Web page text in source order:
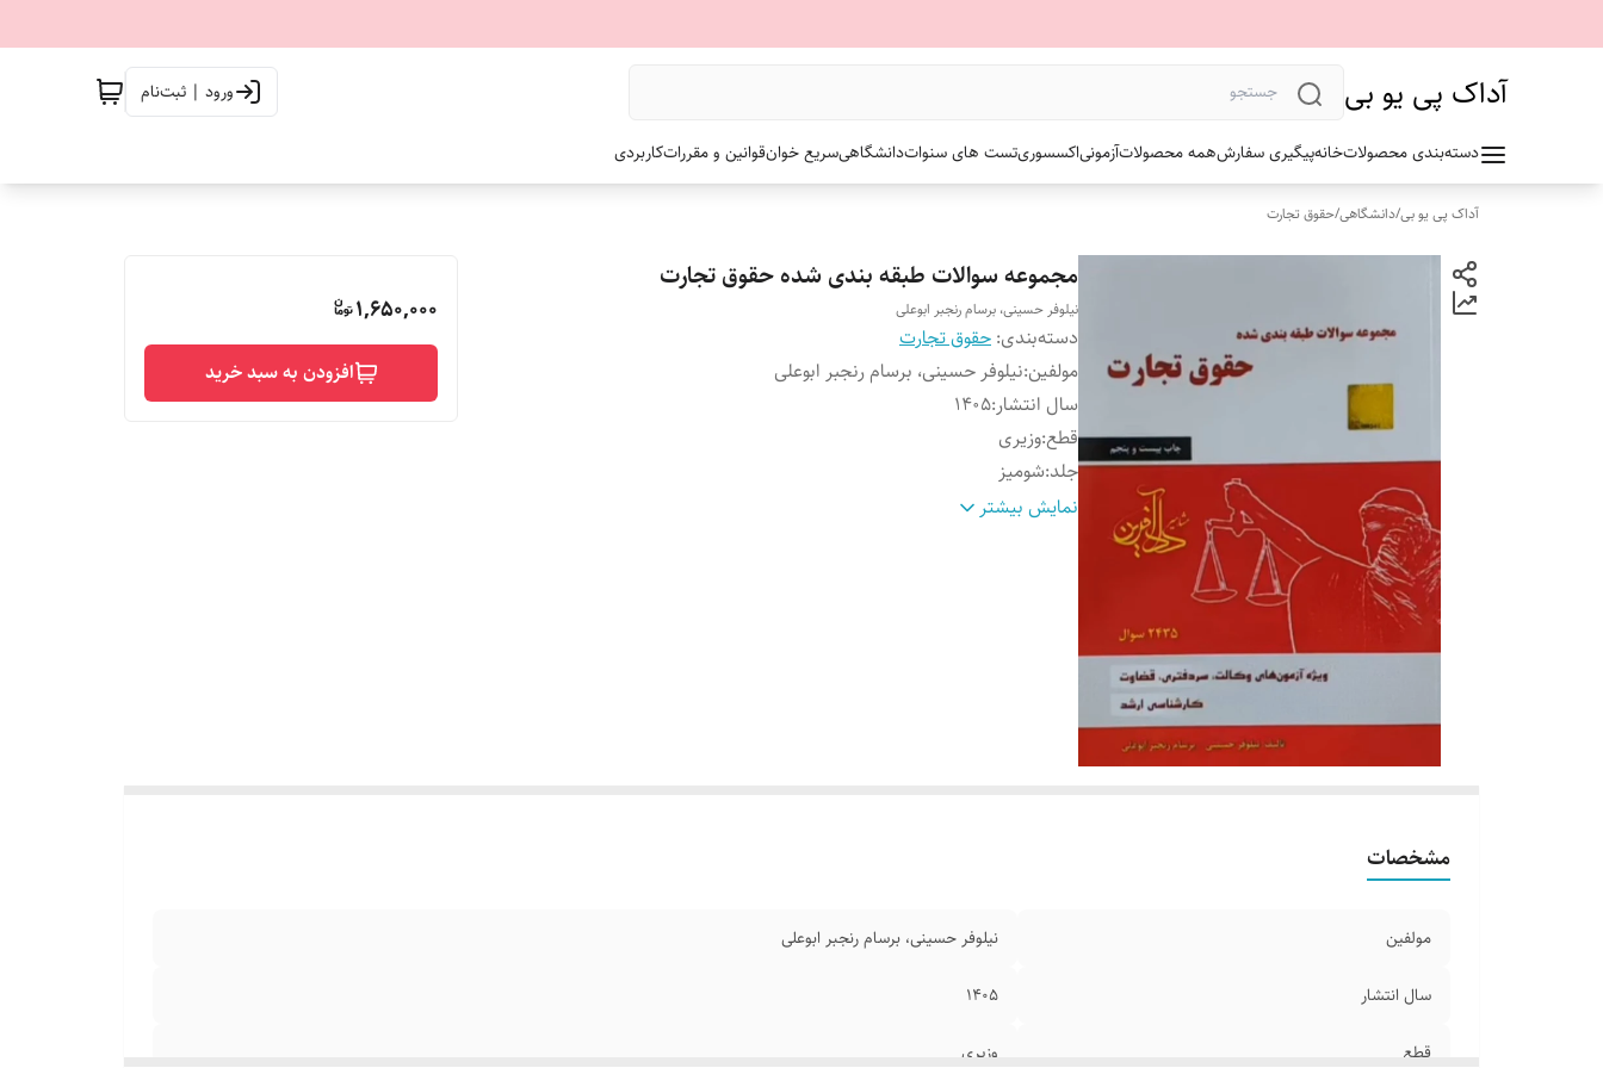
آداک پی یو بی ورود | ثبت‌نام
دسته‌بندی محصولاتخانهپیگیری سفارشهمه محصولاتآزمونیاکسسوریتست های سنواتدانشگاهیسریع خوانقوانین و مقرراتکاربردی
آداک پی یو بی/دانشگاهی/حقوق تجارت
مجموعه سوالات طبقه بندی شده حقوق تجارت
نیلوفر حسینی، برسام رنجبر ابوعلی
دسته‌بندی: حقوق تجارت
مولفین:نیلوفر حسینی، برسام رنجبر ابوعلی
سال انتشار:۱۴۰۵
قطع:وزیری
جلد:شومیز
تعداد صفحات :۸۰۰ نمایش بیشتر
1,650,000
افزودن به سبد خرید
مشخصات
مولفین نیلوفر حسینی، برسام رنجبر ابوعلی
سال انتشار ۱۴۰۵
قطع وزیری